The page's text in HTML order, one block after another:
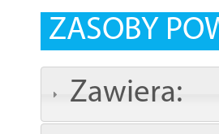
ZASOBY
Zawiera: